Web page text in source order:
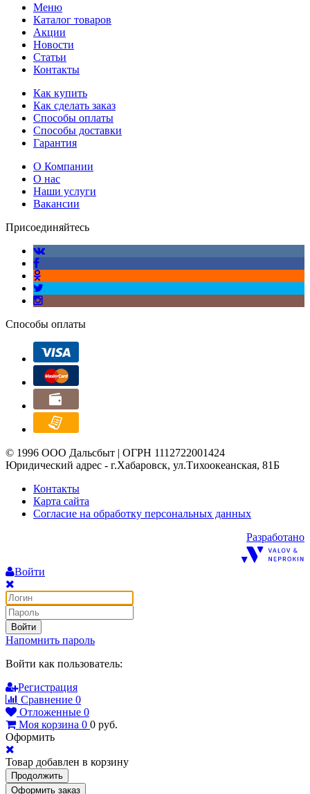
Меню
Каталог товаров
Акции
Новости
Статьи
Контакты
Как купить
Как сделать заказ
Способы оплаты
Способы доставки
Гарантия
О Компании
О нас
Наши услуги
Вакансии
Присоединяйтесь
Способы оплаты
© 1996 ООО Дальсбыт | ОГРН 1112722001424
Юридический адрес - г.Хабаровск, ул.Тихоокеанская, 81Б
Контакты
Карта сайта
Согласие на обработку персональных данных
Разработано
Войти
Войти
Напомнить пароль
Войти как пользователь:
Регистрация
Сравнение 0
Отложенные 0
Моя корзина 0 0 руб.
Оформить
Товар добавлен в корзину
Продолжить
Оформить заказ